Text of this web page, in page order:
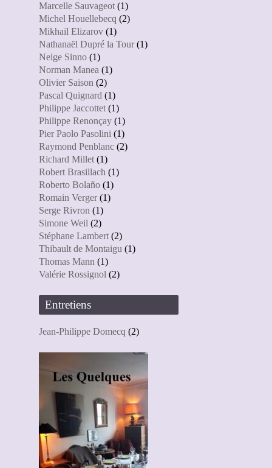
Marcelle Sauvageot (1)
Michel Houellebecq (2)
Mikhaïl Elizarov (1)
Nathanaël Dupré la Tour(1)
Neige Sinno (1)
Norman Manea (1)
Olivier Saison (2)
Pascal Quignard (1)
Philippe Jaccottet (1)
Philippe Renonçay (1)
Pier Paolo Pasolini (1)
Raymond Penblanc (2)
Richard Millet (1)
Robert Brasillach (1)
Roberto Bolaño (1)
Romain Verger(1)
Serge Rivron (1)
Simone Weil (2)
Stéphane Lambert (2)
Thibault de Montaigu (1)
Thomas Mann (1)
Valérie Rossignol (2)
Entretiens
Jean-Philippe Domecq (2)